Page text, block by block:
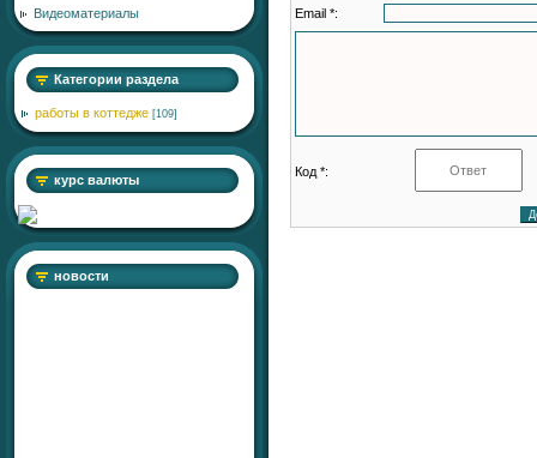
Видеоматериалы
Категории раздела
работы в коттедже [109]
курс валюты
новости
Email *:
Код *: